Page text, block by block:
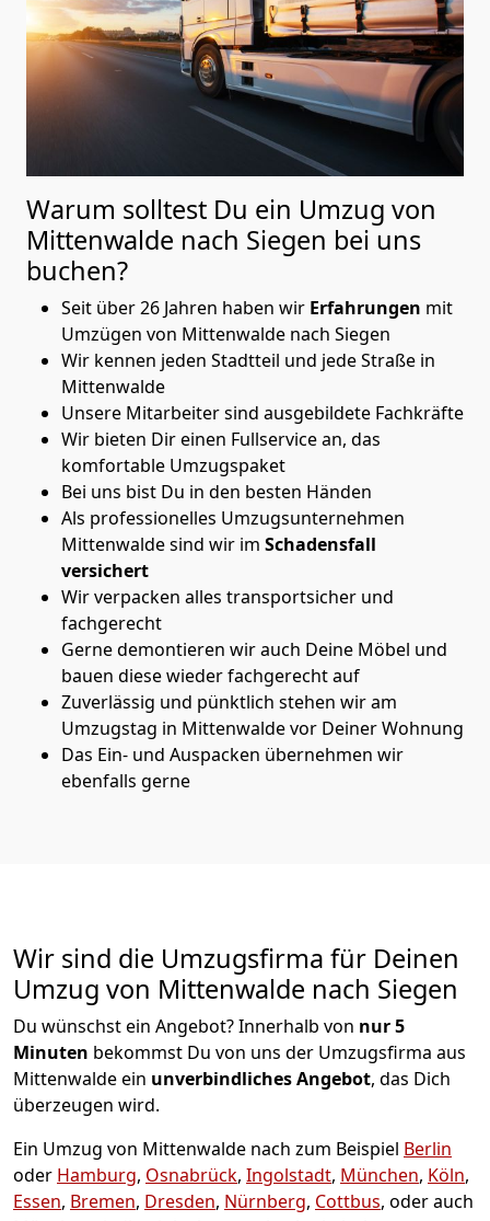
Warum solltest Du ein Umzug von
Mittenwalde nach Siegen bei uns
buchen?
Seit über 26 Jahren haben wir Erfahrungen mit
Umzügen von Mittenwalde nach Siegen
Wir kennen jeden Stadtteil und jede Straße in
Mittenwalde
Unsere Mitarbeiter sind ausgebildete Fachkräfte
Wir bieten Dir einen Fullservice an, das
komfortable Umzugspaket
Bei uns bist Du in den besten Händen
Als professionelles Umzugsunternehmen
Mittenwalde sind wir im Schadensfall
versichert
Wir verpacken alles transportsicher und
fachgerecht
Gerne demontieren wir auch Deine Möbel und
bauen diese wieder fachgerecht auf
Zuverlässig und pünktlich stehen wir am
Umzugstag in Mittenwalde vor Deiner Wohnung
Das Ein- und Auspacken übernehmen wir
ebenfalls gerne
Wir sind die Umzugsfirma für Deinen
Umzug von Mittenwalde nach Siegen
Du wünschst ein Angebot? Innerhalb von nur 5
Minuten bekommst Du von uns der Umzugsfirma aus
Mittenwalde ein unverbindliches Angebot, das Dich
überzeugen wird.
Ein Umzug von Mittenwalde nach zum Beispiel Berlin
oder Hamburg, Osnabrück, Ingolstadt, München, Köln,
Essen, Bremen, Dresden, Nürnberg, Cottbus, oder auch